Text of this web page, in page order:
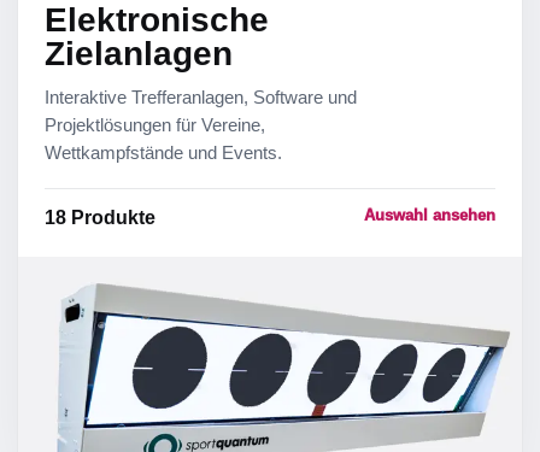
Elektronische
Zielanlagen
Interaktive Trefferanlagen, Software und
Projektlösungen für Vereine,
Wettkampfstände und Events.
18 Produkte Auswahl ansehen